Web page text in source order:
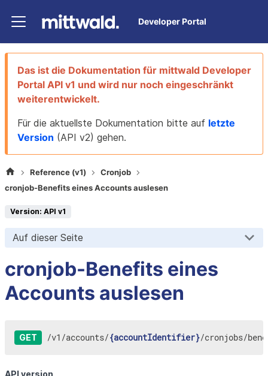
Developer Portal
Das ist die Dokumentation für mittwald Developer
Portal API v1 und wird nur noch eingeschränkt
weiterentwickelt.
Für die aktuellste Dokumentation bitte auf letzte
Version (API v2) gehen.
Reference (v1)
Cronjob
cronjob-Benefits eines Accounts auslesen
Version: API v1
Auf dieser Seite
cronjob-Benefits eines
Accounts auslesen
GET /v1 /accounts/{accountIdentifier}/cronjobs/
API version